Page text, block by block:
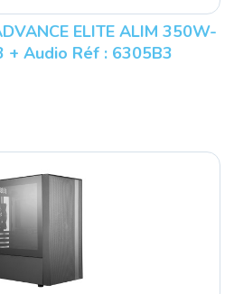
ELITE ALIM 350W-
+ Audio Réf : 6305B3